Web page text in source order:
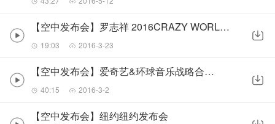
【空中发布会】罗志祥 2016CRAZY WORLD世界巡回演唱会
19:03 2016-3-23
【空中发布会】爱奇艺&环球音乐战略合作发布会
40:15 2016-3-2
【空中发布会】纽约纽约发布会